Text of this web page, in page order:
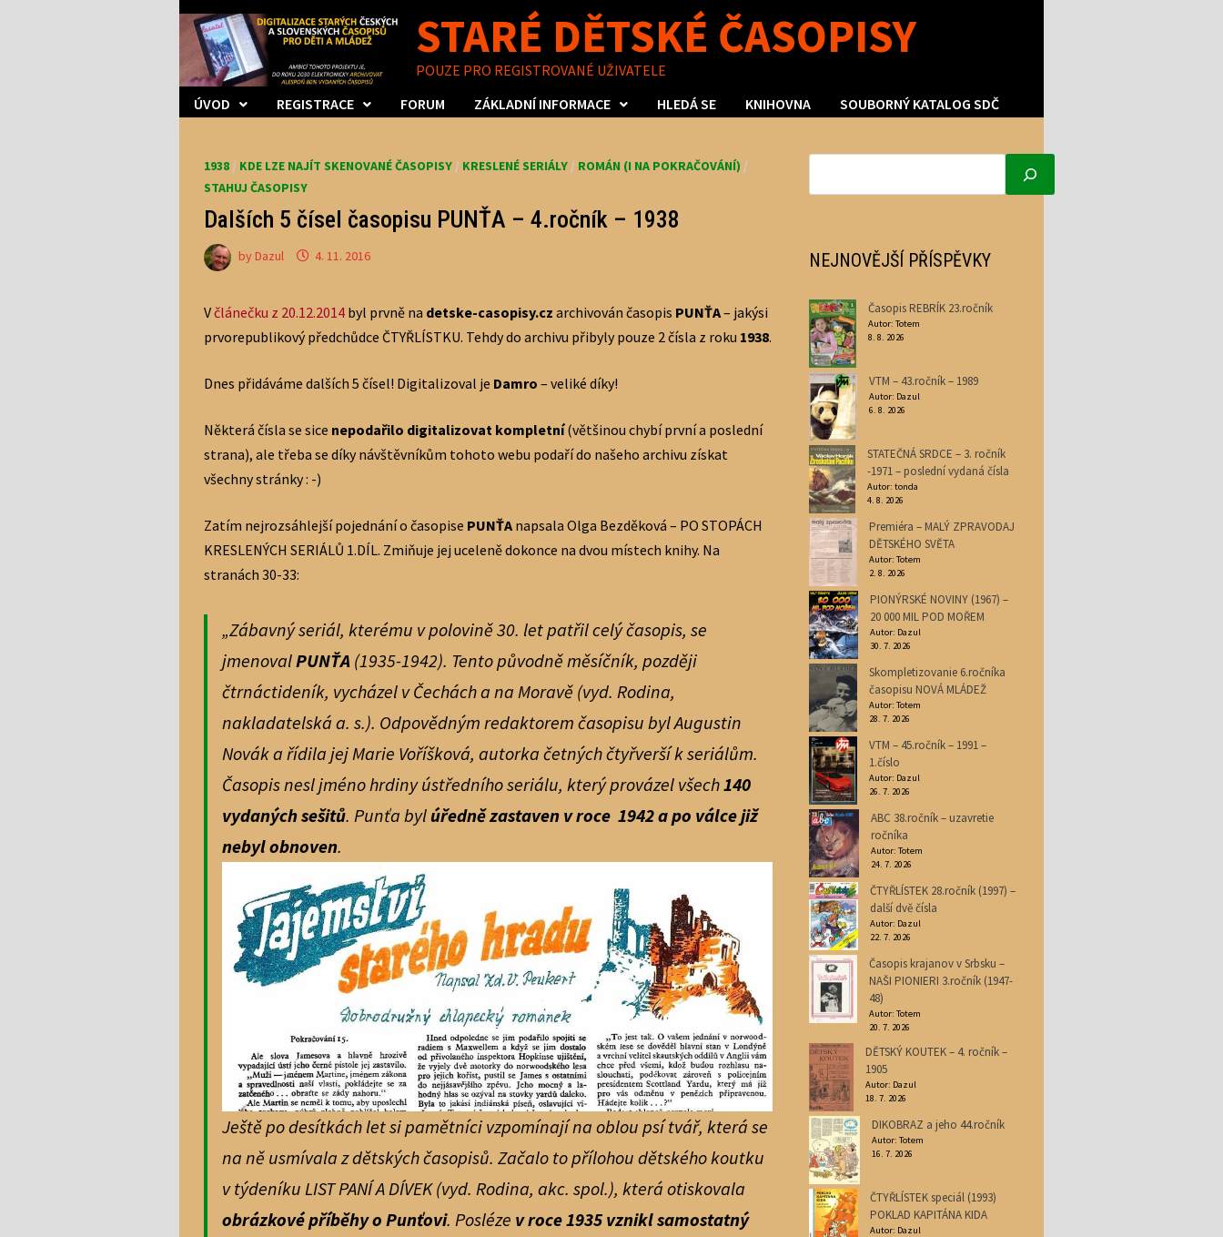
Skip
to
content
STARÉ DĚTSKÉ ČASOPISY
POUZE PRO REGISTROVANÉ UŽIVATELE
ÚVOD
REGISTRACE FORUM ZÁKLADNÍ INFORMACE HLEDÁ SE KNIHOVNA SOUBORNÝ KATALOG SDČ
1938 / KDE LZE NAJÍT SKENOVANÉ ČASOPISY / KRESLENÉ SERIÁLY / ROMÁN (I NA POKRAČOVÁNÍ) /
STAHUJ ČASOPISY
Dalších 5 čísel časopisu PUNŤA – 4.ročník – 1938
byDazul 4. 11. 2016
Včlánečku z 20.12.2014 byl prvně na detske-casopisy.cz archivován časopis PUNŤA– jakýsi
prvorepublikový předchůdce ČTYŘLÍSTKU. Tehdy do archivu přibyly pouze 2 čísla z roku 1938.
Dnes přidáváme dalších 5 čísel! Digitalizoval je Damro – veliké díky!
Některá čísla se sice nepodařilo digitalizovat kompletní(většinou chybí první a poslední
strana), ale třeba se díky návštěvníkům tohoto webu podaří do našeho archivu získat
všechny stránky : -)
Zatím nejrozsáhlejší pojednání o časopise PUNŤAnapsala Olga Bezděková – PO STOPÁCH
KRESLENÝCH SERIÁLŮ 1.DÍL. Zmiňuje jej uceleně dokonce na dvou místech knihy. Na
stranách 30-33:
„Zábavný seriál, kterému v polovině 30. let patřil celý časopis, se
jmenovalPUNŤA (1935-1942). Tento původně měsíčník, později
čtrnáctideník, vycházel v Čechách a na Moravě (vyd. Rodina,
nakladatelská a. s.). Odpovědným redaktorem časopisu byl Augustin
Novák a řídila jej Marie Voříšková, autorka četných čtyřverší k seriálům.
Časopis nesl jméno hrdiny ústředního seriálu, který provázel všech140
vydaných sešitů. Punťa bylúředně zastaven v roce 1942 a po válce již
nebyl obnoven.
Ještě po desítkách let si pamětníci vzpomínají na oblou psí tvář, která se
na ně usmívala z dětských časopisů. Začalo to přílohou dětského koutku
v týdeníku LIST PANÍ A DÍVEK (vyd. Rodina, akc. spol.), která otiskovala
obrázkové příběhy o Punťovi. Posléze v roce 1935 vznikl samostatný
NEJNOVĚJŠÍ PŘÍSPĚVKY
Časopis REBRÍK 23.ročník
Autor: Totem
8. 8. 2026
VTM – 43.ročník – 1989
Autor: Dazul
6. 8. 2026
STATEČNÁ SRDCE – 3. ročník
-1971 – poslední vydaná čísla
Autor: tonda
4. 8. 2026
Premiéra – MALÝ ZPRAVODAJ
DĚTSKÉHO SVĚTA
Autor: Totem
2. 8. 2026
PIONÝRSKÉ NOVINY (1967) –
20 000 MIL POD MOŘEM
Autor: Dazul
30. 7. 2026
Skompletizovanie 6.ročníka
časopisu NOVÁ MLÁDEŽ
Autor: Totem
28. 7. 2026
VTM – 45.ročník – 1991 –
1.číslo
Autor: Dazul
26. 7. 2026
ABC 38.ročník – uzavretie
ročníka
Autor: Totem
24. 7. 2026
ČTYŘLÍSTEK 28.ročník (1997) –
další dvě čísla
Autor: Dazul
22. 7. 2026
Časopis krajanov v Srbsku –
NAŠI PIONIERI 3.ročník (1947-
48)
Autor: Totem
20. 7. 2026
DĚTSKÝ KOUTEK – 4. ročník –
1905
Autor: Dazul
18. 7. 2026
DIKOBRAZ a jeho 44.ročník
Autor: Totem
16. 7. 2026
ČTYŘLÍSTEK speciál (1993)
POKLAD KAPITÁNA KIDA
Autor: Dazul